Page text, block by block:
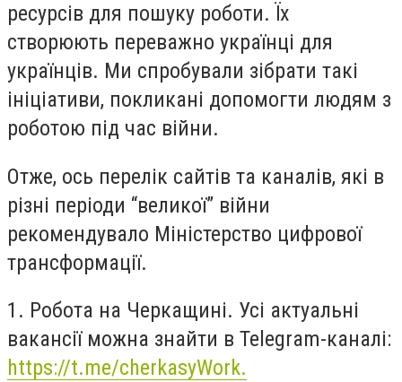
ресурсів для пошуку роботи. Їх
створюють переважно українці для
українців. Ми спробували зібрати такі
ініціативи, покликані допомогти людям з
роботою під час війни.
Отже, ось перелік сайтів та каналів, які в
різні періоди “великої” війни
рекомендувало Міністерство цифрової
трансформації.
1. Робота на Черкащині. Усі актуальні
вакансії можна знайти в Telegram-каналі:
https://t.me/cherkasyWork.